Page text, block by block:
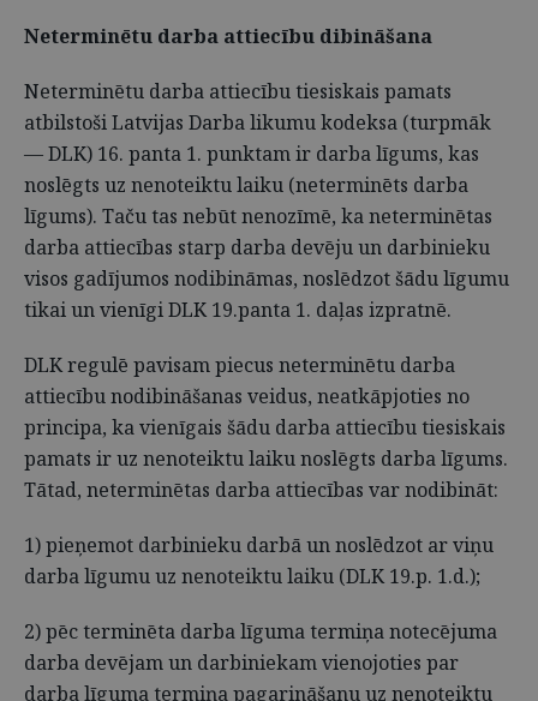
Neterminētu darba attiecību dibināšana
Neterminētu darba attiecību tiesiskais pamats
atbilstoši Latvijas Darba likumu kodeksa (turpmāk
— DLK) 16. panta 1. punktam ir darba līgums, kas
noslēgts uz nenoteiktu laiku (neterminēts darba
līgums). Taču tas nebūt nenozīmē, ka neterminētas
darba attiecības starp darba devēju un darbinieku
visos gadījumos nodibināmas, noslēdzot šādu līgumu
tikai un vienīgi DLK 19.panta 1. daļas izpratnē.
DLK regulē pavisam piecus neterminētu darba
attiecību nodibināšanas veidus, neatkāpjoties no
principa, ka vienīgais šādu darba attiecību tiesiskais
pamats ir uz nenoteiktu laiku noslēgts darba līgums.
Tātad, neterminētas darba attiecības var nodibināt:
1) pieņemot darbinieku darbā un noslēdzot ar viņu
darba līgumu uz nenoteiktu laiku (DLK 19.p. 1.d.);
2) pēc terminēta darba līguma termiņa notecējuma
darba devējam un darbiniekam vienojoties par
darba līguma termiņa pagarināšanu uz nenoteiktu